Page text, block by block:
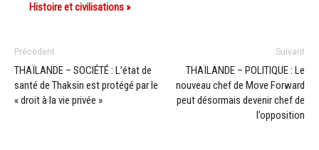
Histoire et civilisations »
Précédent
THAÏLANDE – SOCIÉTÉ : L’état de
santé de Thaksin est protégé par le
« droit à la vie privée »
Suivant
THAÏLANDE – POLITIQUE : Le
nouveau chef de Move Forward
peut désormais devenir chef de
l’opposition